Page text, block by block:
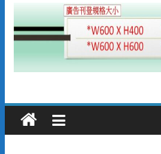
計畫
飛躍萬里圓
國 直擊全球